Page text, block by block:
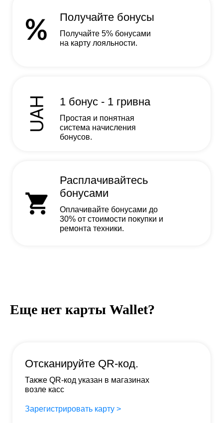
1 бонус - 1 гривна
Простая и понятная
система начисления
бонусов.
Получайте бонусы
Получайте 5% бонусами
на карту лояльности.
Расплачивайтесь
бонусами
Оплачивайте бонусами до
30% от стоимости покупки и
ремонта техники.
Еще нет карты Wallet?
Отсканируйте QR-код.
Также QR-код указан в магазинах
возле касс
Зарегистрировать карту >